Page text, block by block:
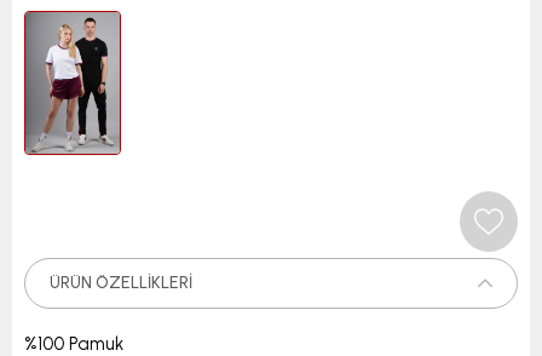
ÜRÜN ÖZELLIKLERI
%100 Pamuk